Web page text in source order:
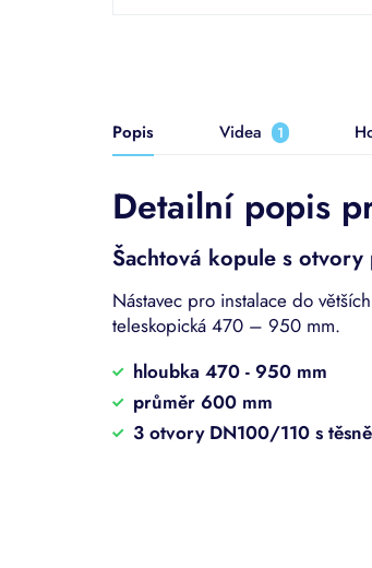
Popis Videa 1
Detailní popis
Šachtová kopule s
Nástavec pro instalace do
teleskopická 470 – 950 mm.
hloubka 470 - 950 mm
průměr 600 mm
3 otvory DN100/110 s